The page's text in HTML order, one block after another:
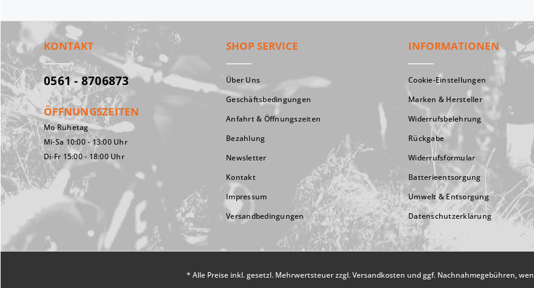
KONTAKT
0561 - 8706873
ÖFFNUNGSZEITEN
Mo Ruhetag
Mi-Sa 10:00 - 13:00 Uhr
Di-Fr 15:00 - 18:00 Uhr
SHOP SERVICE
Über Uns
Geschäftsbedingungen
Anfahrt & Öffnungszeiten
Bezahlung
Newsletter
Kontakt
Impressum
Versandbedingungen
INFORMATIONEN
Cookie-Einstellungen
Marken & Hersteller
Widerrufsbelehrung
Rückgabe
Widerrufsformular
Batterieentsorgung
Umwelt & Entsorgung
Datenschutzerklärung
* Alle Preise inkl. gesetzl. Mehrwertsteuer zzgl.Versandkosten und ggf. Nachnahmegebühren,